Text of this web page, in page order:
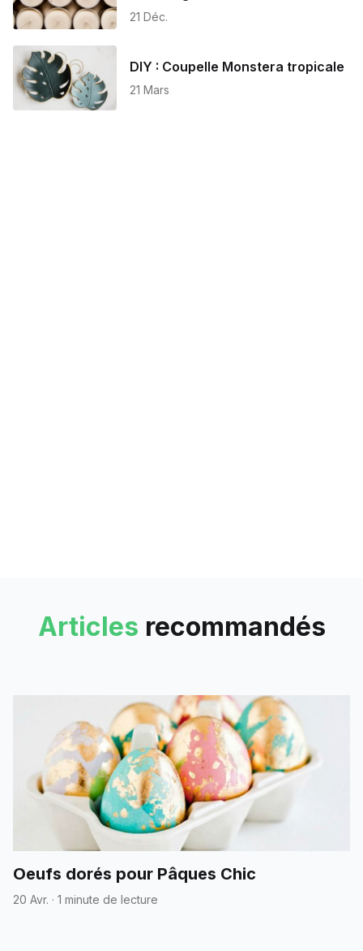
21 Déc.
DIY : Coupelle Monstera tropicale
21 Mars
Articles recommandés
Oeufs dorés pour Pâques Chic
20 Avr. · 1 minute de lecture